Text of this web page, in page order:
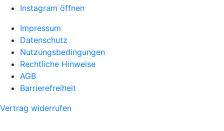
Instagram öffnen
Impressum
Datenschutz
Nutzungsbedingungen
Rechtliche Hinweise
AGB
Barrierefreiheit
Vertrag widerrufen